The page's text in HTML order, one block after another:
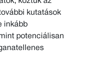
kutatások
inkább
potenciálisan